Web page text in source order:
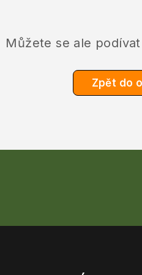
Můžete se ale
Zpět do